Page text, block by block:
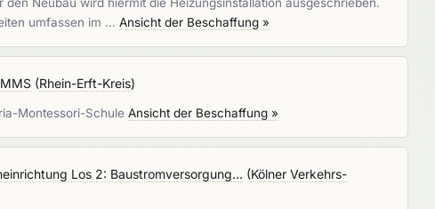
umfassen im … Ansicht der Beschaffung »
(Rhein-Erft-Kreis)
Montessori-Schule Ansicht der Beschaffung »
Los 2: Baustromversorgung... (Kölner Verkehrs-